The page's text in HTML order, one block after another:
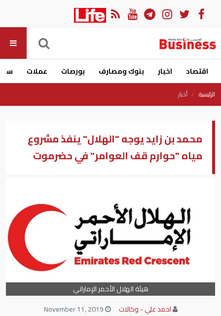
اقتصاد اخبار بنوك ومصارف بورصات عملات
الرئيسية أخبار
محمد بن زايد يوجه "الهلال" ينفذ مشروع
مياه "حوارم قف العوامر" في حضرموت
هيئة الهلال الأحمر الإماراتي
احمد علي - وكالات